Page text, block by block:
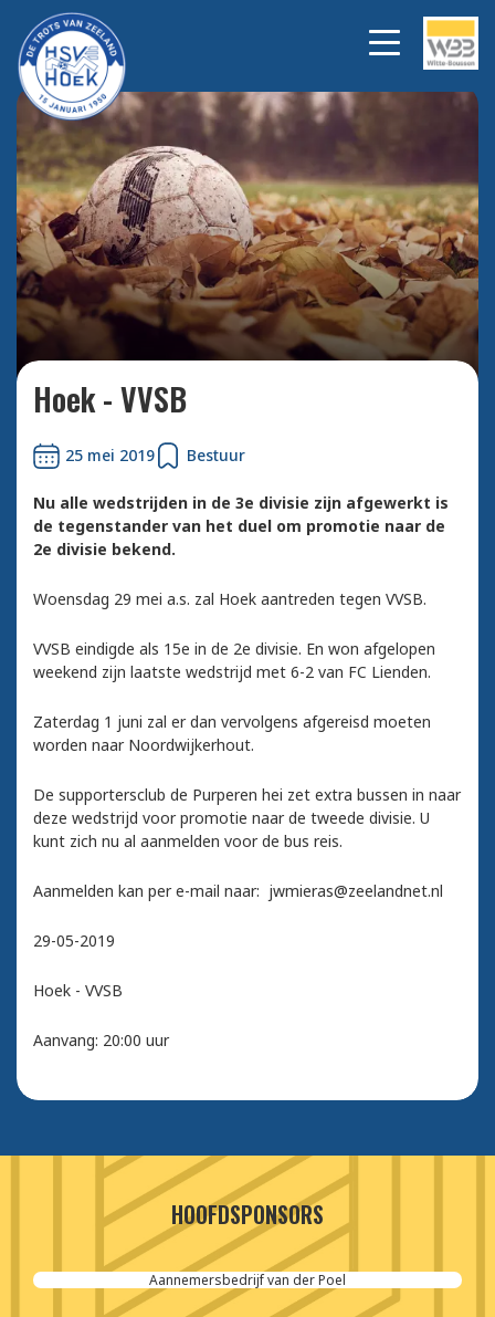
Bekijk alle foto's
Hoek - VVSB
25 mei 2019 Bestuur
Nu alle wedstrijden in de 3e divisie zijn afgewerkt is
de tegenstander van het duel om promotie naar de
2e divisie bekend.
Woensdag 29 mei a.s. zal Hoek aantreden tegen VVSB.
VVSB eindigde als 15e in de 2e divisie. En won afgelopen
weekend zijn laatste wedstrijd met 6-2 van FC Lienden.
Zaterdag 1 juni zal er dan vervolgens afgereisd moeten
worden naar Noordwijkerhout.
De supportersclub de Purperen hei zet extra bussen in naar
deze wedstrijd voor promotie naar de tweede divisie. U
kunt zich nu al aanmelden voor de bus reis.
Aanmelden kan per e-mail naar: jwmieras@zeelandnet.nl
29-05-2019
Hoek - VVSB
Aanvang: 20:00 uur
HOOFDSPONSORS
Aannemersbedrijf van der Poel